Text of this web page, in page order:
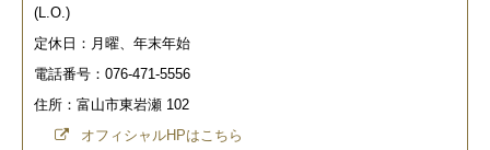
(L.O.)
定休日：月曜、年末年始
電話番号：076-471-5556
住所：富山市東岩瀬 102
オフィシャルHPはこちら